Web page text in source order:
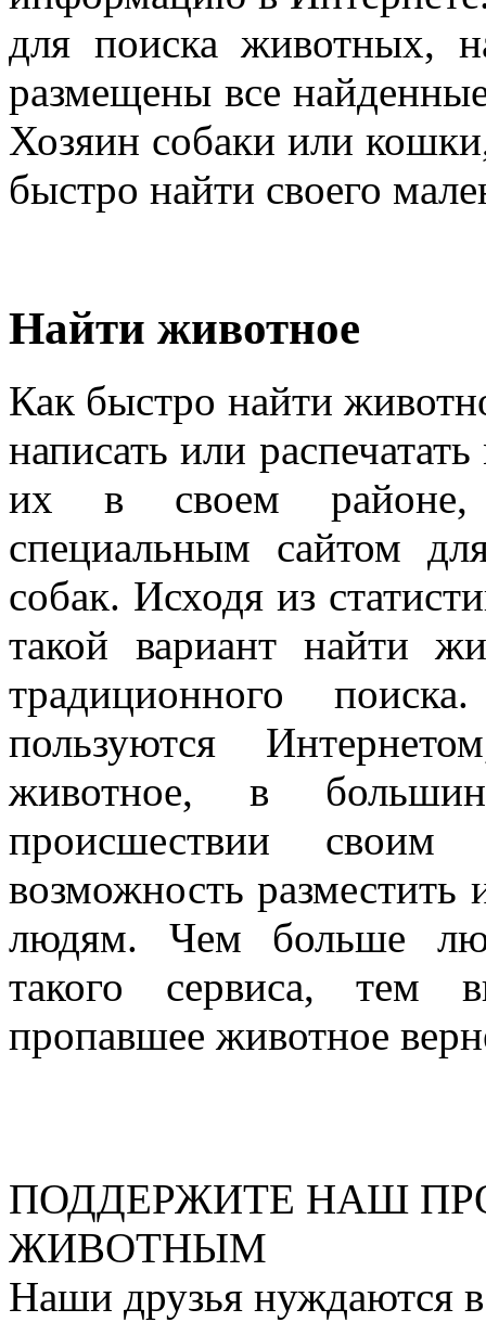
для поиска животных,
размещены все
Хозяин собаки или
быстро найти своего
Найти животное
Как быстро найти
написать или
их в своем районе,
специальным сайтом
собак. Исходя из
такой вариант найти
традиционного
пользуются
животное, в
происшествии
возможность
людям. Чем больше
такого сервиса, тем
пропавшее животное
ПОДДЕРЖИТЕ НАШ
ЖИВОТНЫМ
Наши друзья нуждаются